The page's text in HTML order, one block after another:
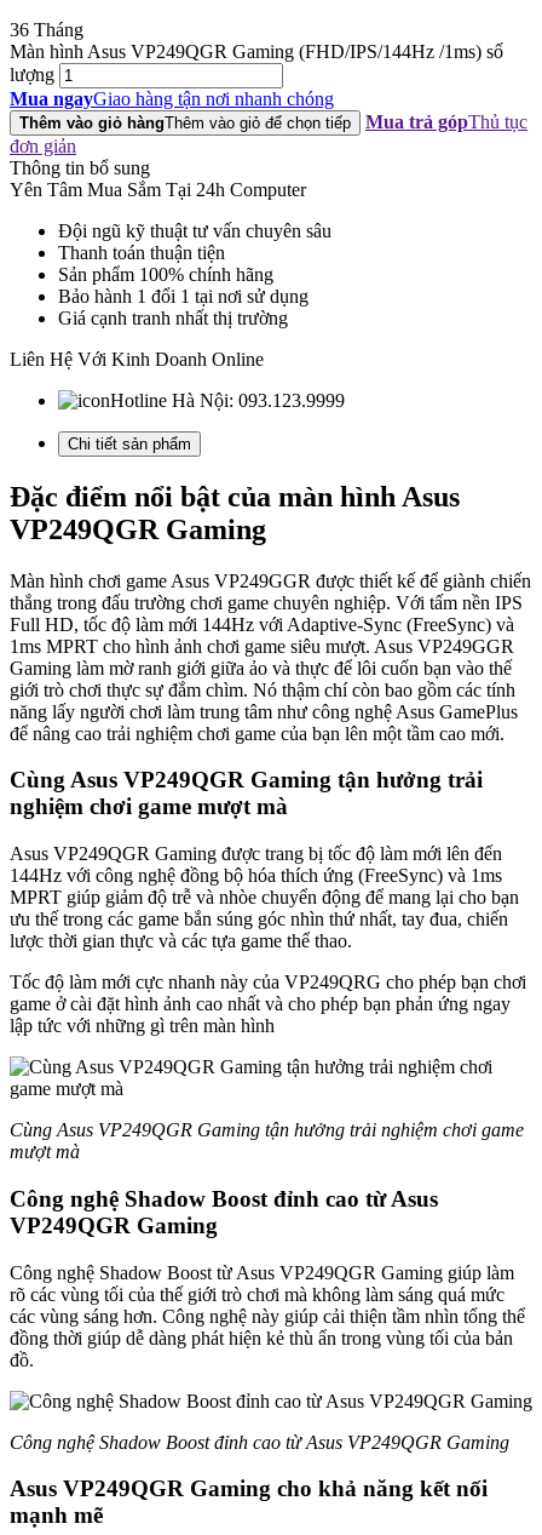
36 Tháng
Màn hình Asus VP249QGR Gaming (FHD/IPS/144Hz /1ms) số
lượng
Mua ngayGiao hàng tận nơi nhanh chóng
Thêm vào giỏ hàngThêm vào giỏ để chọn tiếp Mua trả gópThủ tục
đơn giản
Thông tin bổ sung
Yên Tâm Mua Sắm Tại 24h Computer
Đội ngũ kỹ thuật tư vấn chuyên sâu
Thanh toán thuận tiện
Sản phẩm 100% chính hãng
Bảo hành 1 đổi 1 tại nơi sử dụng
Giá cạnh tranh nhất thị trường
Liên Hệ Với Kinh Doanh Online
Hotline Hà Nội: 093.123.9999
Chi tiết sản phẩm
Đặc điểm nổi bật của màn hình Asus
VP249QGR Gaming
Màn hình chơi game Asus VP249GGR được thiết kế để giành chiến
thắng trong đấu trường chơi game chuyên nghiệp. Với tấm nền IPS
Full HD, tốc độ làm mới 144Hz với Adaptive-Sync (FreeSync) và
1ms MPRT cho hình ảnh chơi game siêu mượt. Asus VP249GGR
Gaming làm mờ ranh giới giữa ảo và thực để lôi cuốn bạn vào thế
giới trò chơi thực sự đắm chìm. Nó thậm chí còn bao gồm các tính
năng lấy người chơi làm trung tâm như công nghệ Asus GamePlus
để nâng cao trải nghiệm chơi game của bạn lên một tầm cao mới.
Cùng Asus VP249QGR Gaming tận hưởng trải
nghiệm chơi game mượt mà
Asus VP249QGR Gaming được trang bị tốc độ làm mới lên đến
144Hz với công nghệ đồng bộ hóa thích ứng (FreeSync) và 1ms
MPRT giúp giảm độ trễ và nhòe chuyển động để mang lại cho bạn
ưu thế trong các game bắn súng góc nhìn thứ nhất, tay đua, chiến
lược thời gian thực và các tựa game thể thao.
Tốc độ làm mới cực nhanh này của VP249QRG cho phép bạn chơi
game ở cài đặt hình ảnh cao nhất và cho phép bạn phản ứng ngay
lập tức với những gì trên màn hình
Cùng Asus VP249QGR Gaming tận hưởng trải nghiệm chơi game
mượt mà
Công nghệ Shadow Boost đỉnh cao từ Asus
VP249QGR Gaming
Công nghệ Shadow Boost từ Asus VP249QGR Gaming giúp làm
rõ các vùng tối của thế giới trò chơi mà không làm sáng quá mức
các vùng sáng hơn. Công nghệ này giúp cải thiện tầm nhìn tổng thể
đồng thời giúp dễ dàng phát hiện kẻ thù ẩn trong vùng tối của bản
đồ.
Công nghệ Shadow Boost đỉnh cao từ Asus VP249QGR Gaming
Asus VP249QGR Gaming cho khả năng kết nối
mạnh mẽ